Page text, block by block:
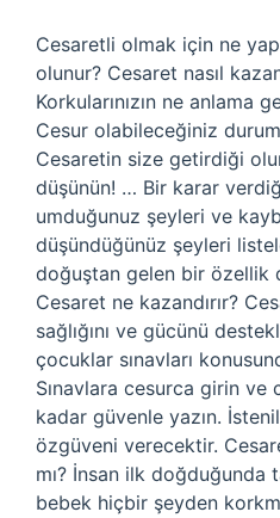
Cesaretli olmak için ne
olunur? Cesaret nasıl
Korkularınızın ne anlama
Cesur olabileceğiniz
Cesaretin size getirdiği
düşünün! … Bir karar
umduğunuz şeyleri ve
düşündüğünüz şeyleri
doğuştan gelen bir özellik
Cesaret ne kazandırır?
sağlığını ve gücünü
çocuklar sınavları
Sınavlara cesurca girin ve
kadar güvenle yazın.
özgüveni verecektir.
mı? İnsan ilk doğduğunda
bebek hiçbir şeyden